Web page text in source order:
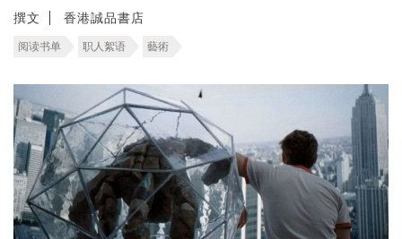
撰文 香港誠品書店
阅读书单 职人絮语 藝術